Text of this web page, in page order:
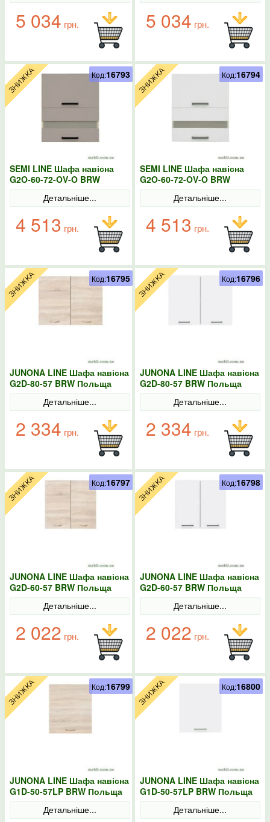
5 034 грн. 5 034 грн.
SEMI LINE Шафа навісна
G2O-60-72-OV-O BRW
Польща конго
Детальніше...
4 513 грн.
Код:16793
SEMI LINE Шафа навісна
G2O-60-72-OV-O BRW
Польща колір-білий
Детальніше...
4 513 грн.
Код:16794
JUNONA LINE Шафа навісна
G2D-80-57 BRW Польща
Сонома
Детальніше...
2 334 грн.
Код:16795
JUNONA LINE Шафа навісна
G2D-80-57 BRW Польща
колір-білий
Детальніше...
2 334 грн.
Код:16796
JUNONA LINE Шафа навісна
G2D-60-57 BRW Польща
Сонома
Детальніше...
2 022 грн.
Код:16797
JUNONA LINE Шафа навісна
G2D-60-57 BRW Польща
колір-білий
Детальніше...
2 022 грн.
Код:16798
JUNONA LINE Шафа навісна
G1D-50-57LP BRW Польща
Сонома
Детальніше...
Код:16799
JUNONA LINE Шафа навісна
G1D-50-57LP BRW Польща
колір-білий
Детальніше...
Код:16800